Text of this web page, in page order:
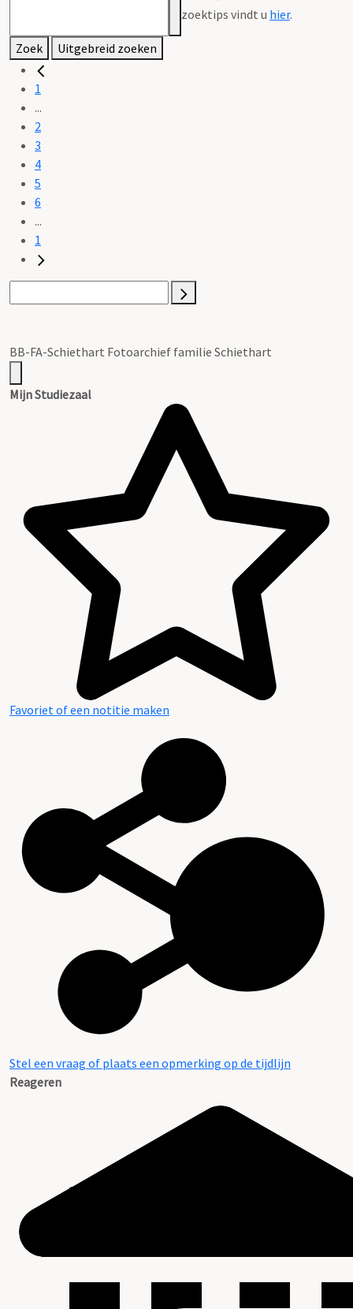
zoektips vindt u hier.
Zoek Uitgebreid zoeken
1
...
2
3
4
5
6
...
1
BB-FA-Schiethart Fotoarchief familie Schiethart
Mijn Studiezaal
Favoriet of een notitie maken
Stel een vraag of plaats een opmerking op de tijdlijn
Reageren